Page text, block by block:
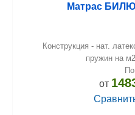
Матрас
Конструкция - нат.
пружин на
от